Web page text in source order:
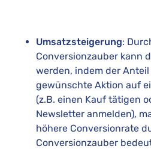
Umsatzsteigerung:
Conversionzauber kann
werden, indem der
gewünschte Aktion auf
(z.B. einen Kauf tätigen
Newsletter anmelden),
höhere Conversionrate
Conversionzauber